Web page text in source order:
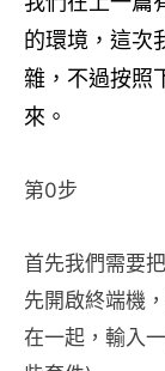
的環境，這次
雜，不過按照
來。
第0步
首先我們需要
先開啟終端機
在一起，輸入